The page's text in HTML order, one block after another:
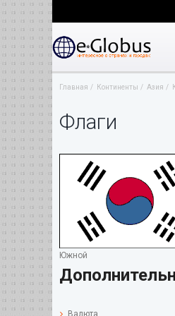
Главная Континенты Азия
Флаги
Южной
Валюта